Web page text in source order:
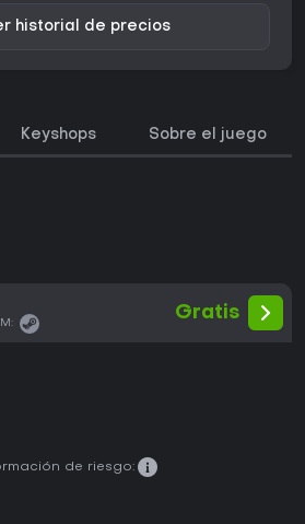
historial de precios
Keyshops Sobre el juego
Gratis
de riesgo: